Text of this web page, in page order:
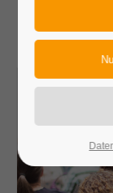
Lorem
/
We offer
Mon - Fri